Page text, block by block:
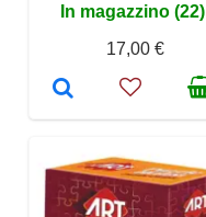
In magazzino (22)
17,00 €